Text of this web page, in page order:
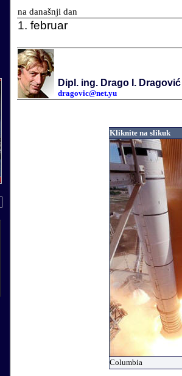
na današnji dan
1. februar
Dipl. ing. Drago I. Dragović
dragovic@net.yu
Kliknite na slikuk
Columbia